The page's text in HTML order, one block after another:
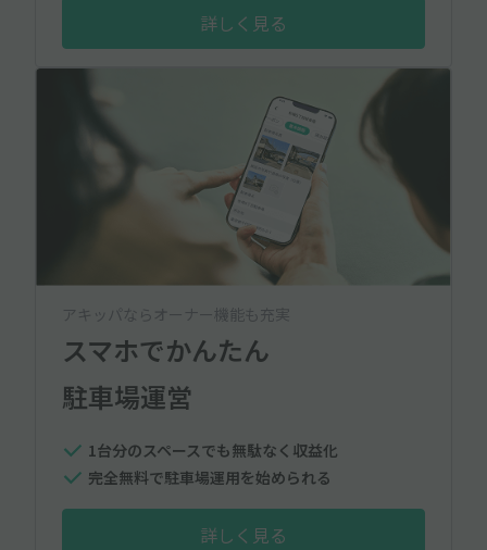
詳しく見る
アキッパならオーナー機能も充実
スマホでかんたん
駐車場運営
1台分のスペースでも無駄なく収益化
完全無料で駐車場運用を始められる
詳しく見る